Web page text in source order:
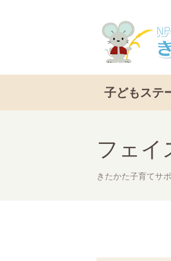
子どもステ
フェイ
きたかた子育てサ